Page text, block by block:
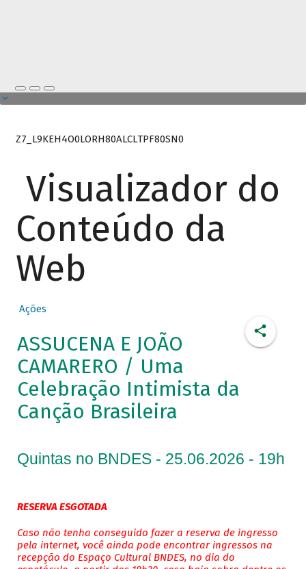
Z7_L9KEH4O0LORH80ALCLTPF80SN0
Visualizador do
Conteúdo da
Web
Ações
ASSUCENA E JOÃO
CAMARERO / Uma
Celebração Intimista da
Canção Brasileira
Quintas no BNDES - 25.06.2026 - 19h
RESERVA ESGOTADA
Caso não tenha conseguido fazer a reserva de ingresso
pela internet, você ainda pode encontrar ingressos na
recepção do Espaço Cultural BNDES, no dia do